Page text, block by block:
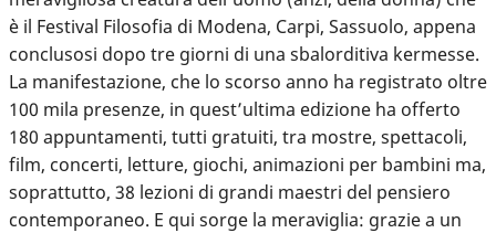
è il Festival Filosofia di Modena, Carpi, Sassuolo, appena
conclusosi dopo tre giorni di una sbalorditiva kermesse.
La manifestazione, che lo scorso anno ha registrato oltre
100 mila presenze, in quest’ultima edizione ha offerto
180 appuntamenti, tutti gratuiti, tra mostre, spettacoli,
film, concerti, letture, giochi, animazioni per bambini ma,
soprattutto, 38 lezioni di grandi maestri del pensiero
contemporaneo. E qui sorge la meraviglia: grazie a un